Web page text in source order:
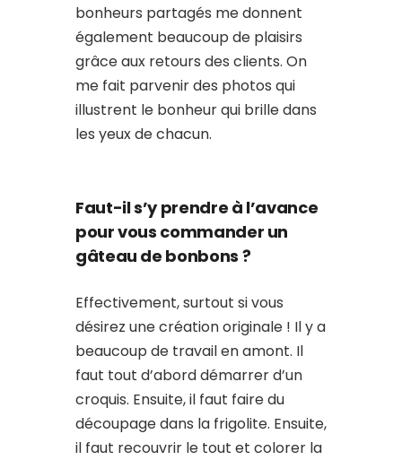
bonheurs partagés me donnent
également beaucoup de plaisirs
grâce aux retours des clients. On
me fait parvenir des photos qui
illustrent le bonheur qui brille dans
les yeux de chacun.
Faut-il s’y prendre à l’avance
pour vous commander un
gâteau de bonbons ?
Effectivement, surtout si vous
désirez une création originale ! Il y a
beaucoup de travail en amont. Il
faut tout d’abord démarrer d’un
croquis. Ensuite, il faut faire du
découpage dans la frigolite. Ensuite,
il faut recouvrir le tout et colorer la